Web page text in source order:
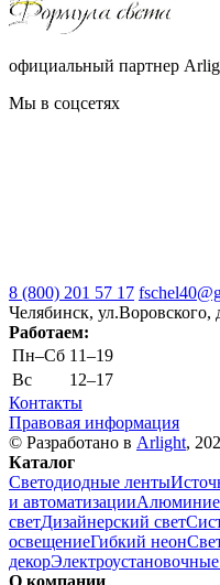
официальный партнер
Мы в соцсетях
8 (800) 201 57 17
Челябинск, ул.Воровского,
Работаем:
Пн–Cб 11–19
Вс
12–17
Контакты
Правовая информация
© Разработано в Arlight,
Каталог
Светодиодные ленты
и автоматизации
светДизайнерский свет
освещениеГибкий неон
декор
О компании